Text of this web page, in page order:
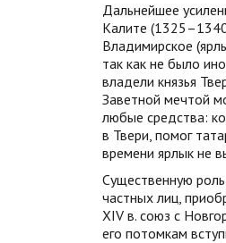
Дальнейшее
Калите
Владимирское
так как не было
владели князья
Заветной мечтой
любые средства:
в Твери, помог
времени ярлык не
Существенную
частных лиц,
XIV в. союз с
его потомкам